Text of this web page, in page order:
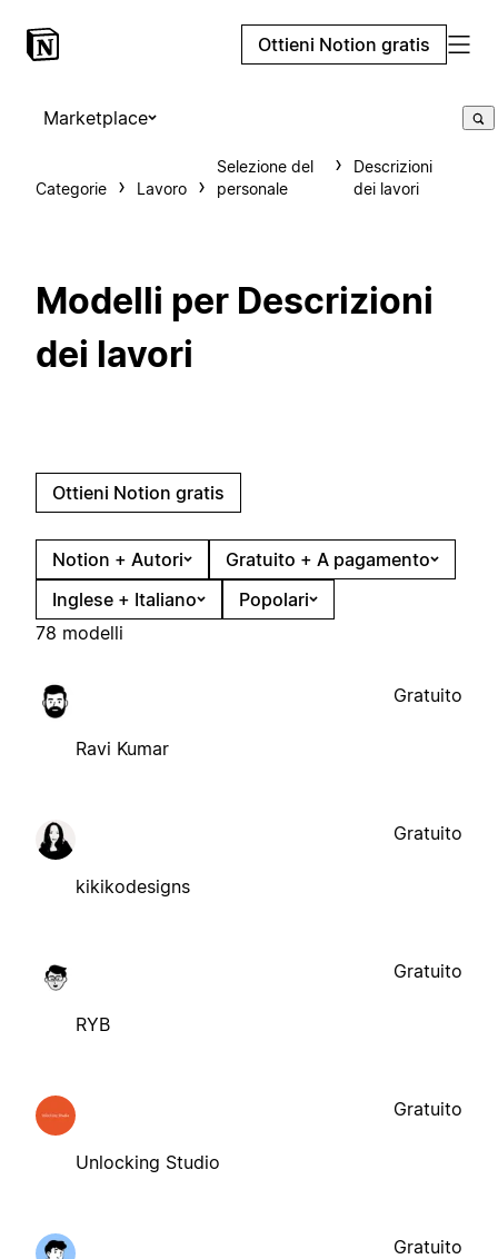
Ottieni Notion gratis
Marketplace
Categorie Lavoro
Selezione del
personale
Descrizioni
dei lavori
Modelli per Descrizioni
dei lavori
Ottieni Notion gratis
Notion + Autori
Gratuito + A pagamento
Inglese + Italiano
Popolari
78 modelli
Ravi Kumar
Gratuito
kikikodesigns
Gratuito
RYB
Gratuito
Unlocking Studio
Gratuito
Gratuito